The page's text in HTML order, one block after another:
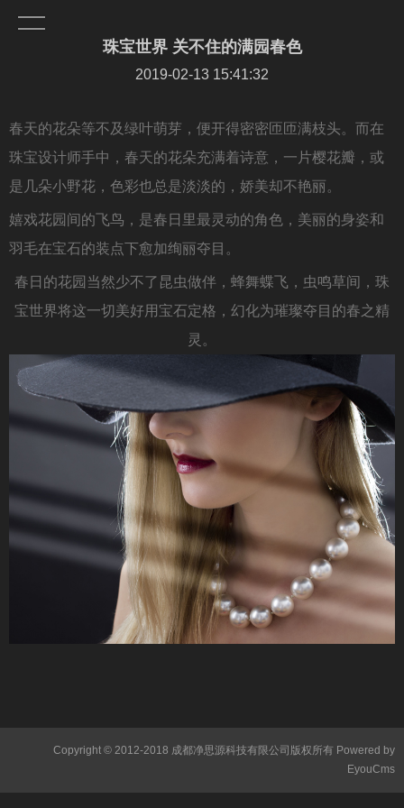
珠宝世界 关不住的满园春色
2019-02-13 15:41:32
春天的花朵等不及绿叶萌芽，便开得密密匝匝满枝头。而在
珠宝设计师手中，春天的花朵充满着诗意，一片樱花瓣，或
是几朵小野花，色彩也总是淡淡的，娇美却不艳丽。
嬉戏花园间的飞鸟，是春日里最灵动的角色，美丽的身姿和
羽毛在宝石的装点下愈加绚丽夺目。
春日的花园当然少不了昆虫做伴，蜂舞蝶飞，虫鸣草间，珠
宝世界将这一切美好用宝石定格，幻化为璀璨夺目的春之精
灵。
Copyright © 2012-2018 成都净思源科技有限公司版权所有 Powered by
EyouCms